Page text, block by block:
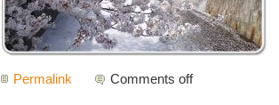
Permalink Comments off